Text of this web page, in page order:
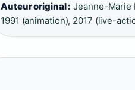
Auteur original : Jeanne-Marie
1991 (animation), 2017 (live-